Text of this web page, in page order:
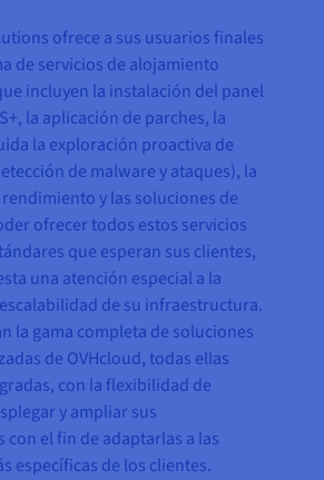
ofrece a sus usuarios finales
de servicios de alojamiento
incluyen la instalación del panel
la aplicación de parches, la
la exploración proactiva de
de malware y ataques), la
y las soluciones de
ofrecer todos estos servicios
que esperan sus clientes,
una atención especial a la
de su infraestructura.
la gama completa de soluciones
de OVHcloud, todas ellas
con la flexibilidad de
y ampliar sus
el fin de adaptarlas a las
específicas de los clientes.